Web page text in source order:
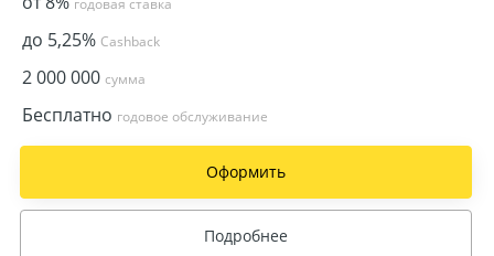
годовая ставка
до 5,25% Cashback
2 000 000 сумма
Бесплатно годовое обслуживание
Оформить
Подробнее